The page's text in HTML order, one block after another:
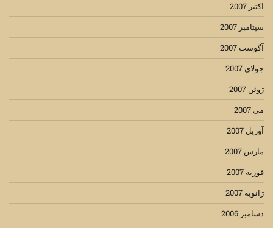
اکتبر 2007
سپتامبر 2007
آگوست 2007
جولای 2007
ژوئن 2007
می 2007
آوریل 2007
مارس 2007
فوریه 2007
ژانویه 2007
دسامبر 2006